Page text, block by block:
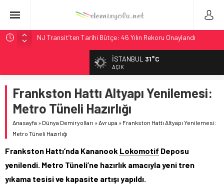
NJ Transit’ten Tarihi Bütçe: 46 Yılın Rekoru Onaylandı
Rocky Mountain, Güneş Enerjili Tesisten İlk Rayı Sevk Etti
AAR, MIT ve Berkeley Dahil 4 Üniversiteyle Araştırma
Konsorsiyumu Başlattı
Long Beach Limanı’na 58 Milyon Dolarlık Yeşil Yatırım Ödülü
Chicago’da Metra Polisi BVLOS Drone’larla Müdahale
İSTANBUL 31°C
AÇIK
Frankston Hattı Altyapı Yenilemesi:
Metro Tüneli Hazırlığı
Anasayfa » Dünya Demiryolları »Avrupa » Frankston Hattı Altyapı Yenilemesi:
Metro Tüneli Hazırlığı
Frankston Hattı’nda Kananook Lokomotif Deposu
yenilendi. Metro Tüneli’ne hazırlık amacıyla yeni tren
yıkama tesisi ve kapasite artışı yapıldı.